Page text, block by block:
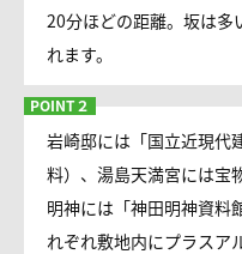
20分ほどの距離。坂は多
れます。
岩崎邸には「国立近現代
料）、湯島天満宮には宝
明神には「神田明神資料
れぞれ敷地内にプラスア